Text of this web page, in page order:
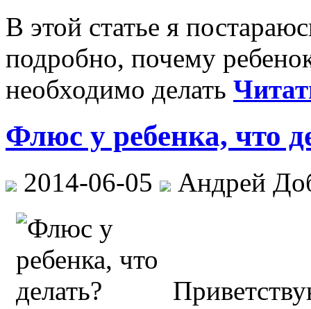
В этой статье я
подробно, почему
необходимо делать
Флюс у ребенка, что
2014-06-05 Андрей